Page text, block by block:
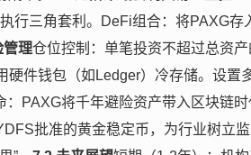
行三角套利。DeFi组合：将PAXG
管理仓位控制：单笔投资不超过总资
硬件钱包（如Ledger）冷存储。设置
：PAXG将千年避险资产带入区块链
批准的黄金稳定币，为行业树立